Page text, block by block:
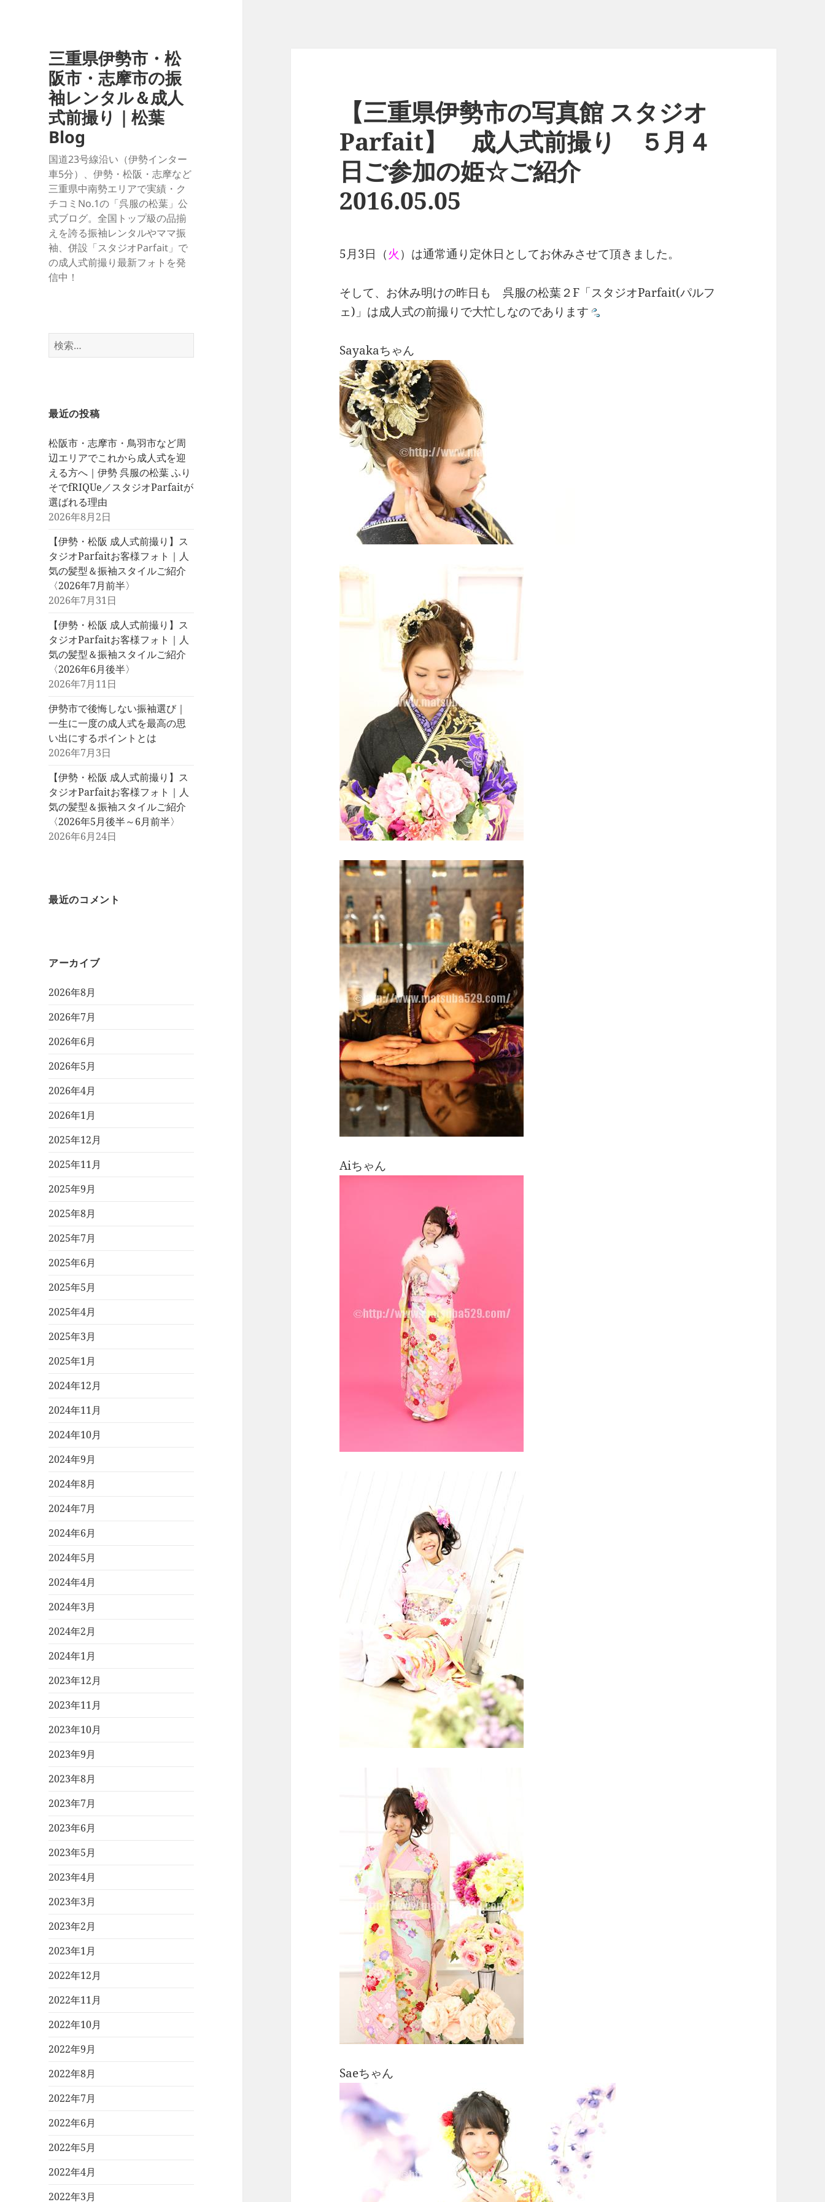
三重県伊勢市・松
阪市・志摩市の振
袖レンタル＆成人
式前撮り｜松葉
Blog
国道23号線沿い（伊勢インター
車5分）、伊勢・松阪・志摩など
三重県中南勢エリアで実績・ク
チコミNo.1の「呉服の松葉」公
式ブログ。全国トップ級の品揃
えを誇る振袖レンタルやママ振
袖、併設「スタジオParfait」で
の成人式前撮り最新フォトを発
信中！
検
索:
最近の投稿
松阪市・志摩市・鳥羽市など周
辺エリアでこれから成人式を迎
える方へ｜伊勢 呉服の松葉 ふり
そでfRIQUe／スタジオParfaitが
選ばれる理由
2026年8月2日
【伊勢・松阪 成人式前撮り】ス
タジオParfaitお客様フォト｜人
気の髪型＆振袖スタイルご紹介
〈2026年7月前半〉
2026年7月31日
【伊勢・松阪 成人式前撮り】ス
タジオParfaitお客様フォト｜人
気の髪型＆振袖スタイルご紹介
〈2026年6月後半〉
2026年7月11日
伊勢市で後悔しない振袖選び｜
一生に一度の成人式を最高の思
い出にするポイントとは
2026年7月3日
【伊勢・松阪 成人式前撮り】ス
タジオParfaitお客様フォト｜人
気の髪型＆振袖スタイルご紹介
〈2026年5月後半～6月前半〉
2026年6月24日
最近のコメント
アーカイブ
2026年8月
2026年7月
2026年6月
2026年5月
2026年4月
2026年1月
2025年12月
2025年11月
2025年9月
2025年8月
2025年7月
2025年6月
2025年5月
2025年4月
2025年3月
2025年1月
2024年12月
2024年11月
2024年10月
2024年9月
2024年8月
2024年7月
2024年6月
2024年5月
2024年4月
2024年3月
2024年2月
2024年1月
2023年12月
2023年11月
2023年10月
2023年9月
2023年8月
2023年7月
2023年6月
2023年5月
2023年4月
2023年3月
2023年2月
2023年1月
2022年12月
2022年11月
2022年10月
2022年9月
2022年8月
2022年7月
2022年6月
2022年5月
2022年4月
2022年3月
【三重県伊勢市の写真館 スタジオ
Parfait】 成人式前撮り ５月４
日ご参加の姫☆ご紹介
2016.05.05
5月3日（火 ）は通常通り定休日としてお休みさせて頂きました。
そして、お休み明けの昨日も 呉服の松葉２F「スタジオParfait(パルフ
ェ)」は成人式の前撮りで大忙しなのであります
Sayakaちゃん
Aiちゃん
Saeちゃん